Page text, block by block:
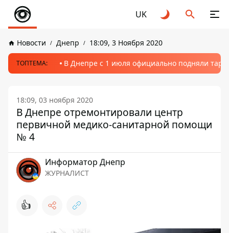
UK
Новости Днепр 18:09, 3 Ноября 2020
ТОПТЕМА: В Днепре с 1 июля официально подняли
18:09, 03 ноября 2020
В Днепре отремонтировали центр
первичной медико-санитарной помощи
№ 4
Информатор Днепр
ЖУРНАЛИСТ
👍